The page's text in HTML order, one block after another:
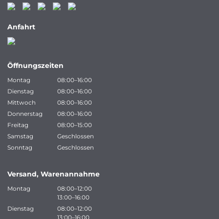
Anfahrt
Öffnungszeiten
Montag
08:00–16:00
Dienstag
08:00–16:00
Mittwoch
08:00–16:00
Donnerstag
08:00–16:00
Freitag
08:00–15:00
Samstag
Geschlossen
Sonntag
Geschlossen
Versand, Warenannahme
Montag
08:00–12:00
13:00–16:00
Dienstag
08:00–12:00
13:00–16:00